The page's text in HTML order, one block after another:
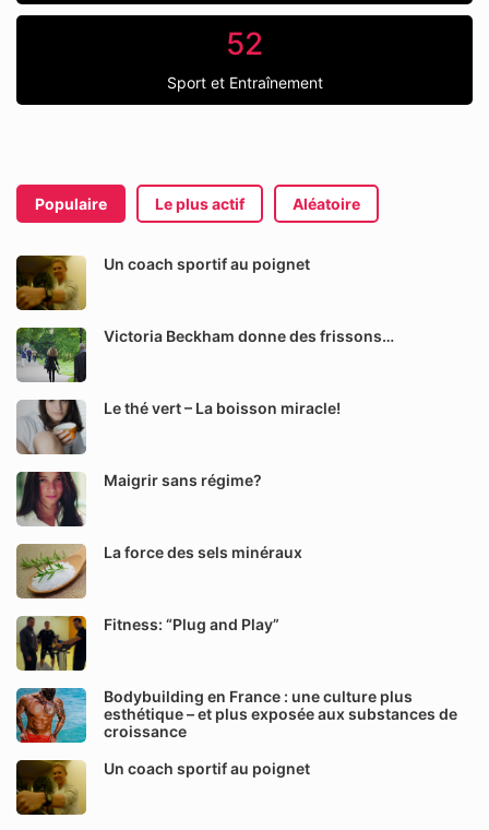
52
Sport et Entraînement
Populaire Le plus actif Aléatoire
Un coach sportif au poignet
Victoria Beckham donne des frissons…
Le thé vert – La boisson miracle!
Maigrir sans régime?
La force des sels minéraux
Fitness: “Plug and Play”
Bodybuilding en France : une culture plus
esthétique – et plus exposée aux substances de
croissance
Un coach sportif au poignet